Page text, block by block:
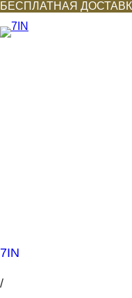
БЕСПЛАТНАЯ ДОСТАВКА
7IN
/